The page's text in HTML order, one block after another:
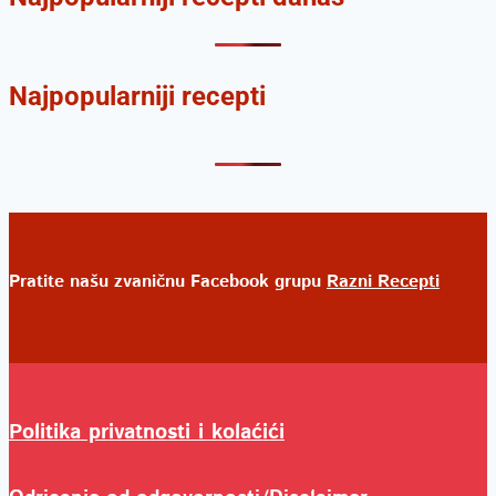
Najpopularniji recepti
Pratite našu zvaničnu Facebook grupu Razni Recepti
Politika privatnosti i kolaćići